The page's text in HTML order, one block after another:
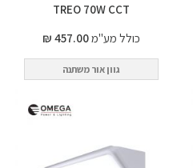
TREO 70W CCT
כולל מע"מ457.00 ₪
גוון אור משתנה